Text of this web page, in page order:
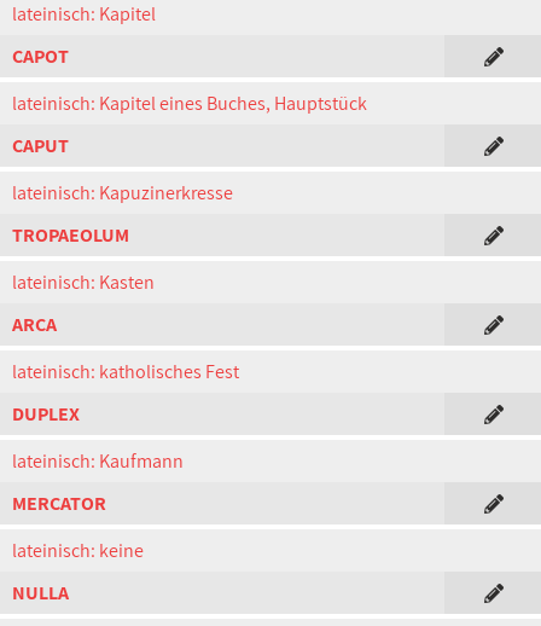
lateinisch: Kapitel
CAPOT
lateinisch: Kapitel eines Buches, Hauptstück
CAPUT
lateinisch: Kapuzinerkresse
TROPAEOLUM
lateinisch: Kasten
ARCA
lateinisch: katholisches Fest
DUPLEX
lateinisch: Kaufmann
MERCATOR
lateinisch: keine
NULLA